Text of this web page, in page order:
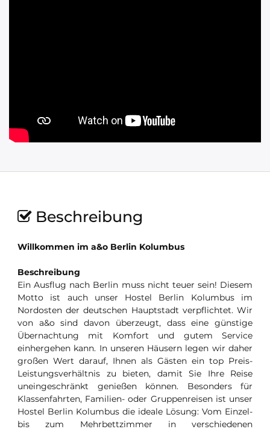
Beschreibung
Willkommen im a&o Berlin Kolumbus
Beschreibung
Ein Ausflug nach Berlin muss nicht teuer sein! Diesem
Motto ist auch unser Hostel Berlin Kolumbus im
Nordosten der deutschen Hauptstadt verpflichtet. Wir
von a&o sind davon überzeugt, dass eine günstige
Übernachtung mit Komfort und gutem Service
einhergehen kann. In unseren Häusern legen wir daher
großen Wert darauf, Ihnen als Gästen ein top Preis-
Leistungsverhältnis zu bieten, damit Sie Ihre Reise
uneingeschränkt genießen können. Besonders für
Klassenfahrten, Familien- oder Gruppenreisen ist unser
Hostel Berlin Kolumbus die ideale Lösung: Vom Einzel-
bis zum Mehrbettzimmer in verschiedenen